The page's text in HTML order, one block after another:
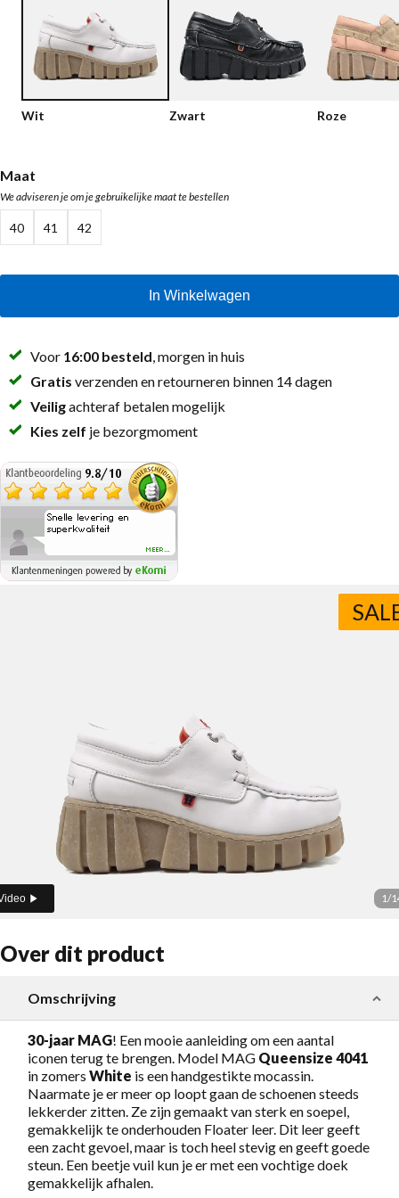
Vegan
Sandalen
Loafers
Workerboots
Enkellaarsjes met rits
MAG Iconen
Sale
Wit Zwart Roze
Maat
We adviseren je om je gebruikelijke maat te bestellen
40 41 42
In Winkelwagen
Voor 16:00 besteld , morgen in huis
Gratis verzenden en retourneren binnen 14 dagen
Veiligachteraf betalen mogelijk
Kies zelf je bezorgmoment
1/
Over dit product
Omschrijving
30-jaar MAG! Een mooie aanleiding om een aantal
iconen terug te brengen. Model MAG Queensize 4041
in zomers White is een handgestikte mocassin.
Naarmate je er meer op loopt gaan de schoenen steeds
lekkerder zitten. Ze zijn gemaakt van sterk en soepel,
gemakkelijk te onderhouden Floater leer. Dit leer geeft
een zacht gevoel, maar is toch heel stevig en geeft goede
steun. Een beetje vuil kun je er met een vochtige doek
gemakkelijk afhalen.